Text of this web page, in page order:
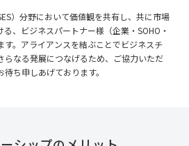
）分野において価値観を共有し、共に市場
、ビジネスパートナー様（企業・SOHO・
す。アライアンスを結ぶことでビジネスチ
らなる発展につなげるため、ご協力いただ
ち申しあげております。